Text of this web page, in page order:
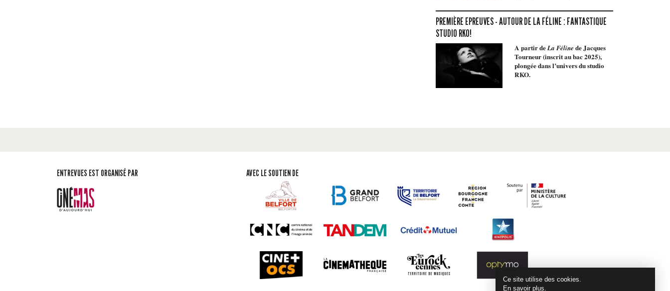
PREMIÈRE EPREUVES - AUTOUR DE LA FÉLINE : FANTASTIQUE
STUDIO RKO!
A partir deLa Félinede Jacques
Tourneur (inscrit au bac 2025),
plongée dans l’univers du studio
RKO.
ENTREVUES EST ORGANISÉ PAR AVEC LE SOUTIEN DE
Ce site utilise des cookies.
En savoir plus.